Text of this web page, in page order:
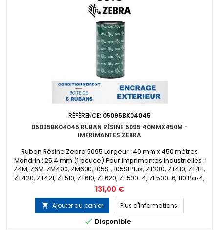
RÉFÉRENCE: 05095BK04045
05095BK04045 RUBAN RÉSINE 5095 40MMX450M -
IMPRIMANTES ZEBRA
Ruban Résine Zebra 5095 Largeur : 40 mm x 450 mètres
Mandrin : 25.4 mm (1 pouce) Pour imprimantes industrielles :
Z4M, Z6M, ZM400, ZM600, 105SL, 105SLPlus, ZT230, ZT410, ZT411,
ZT420, ZT421, ZT510, ZT610, ZT620, ZE500-4, ZE500-6, 110 Pax4,
170 Pax4, 110Xi4, 140Xi4, 170Xi4, 220Xi4 etc... Encrage : Extérieur
Conditionnement : Boîte de 6 rubans (Prix de la...
Prix
131,00 €
 Ajouter au panier Plus d'informations
 Disponible